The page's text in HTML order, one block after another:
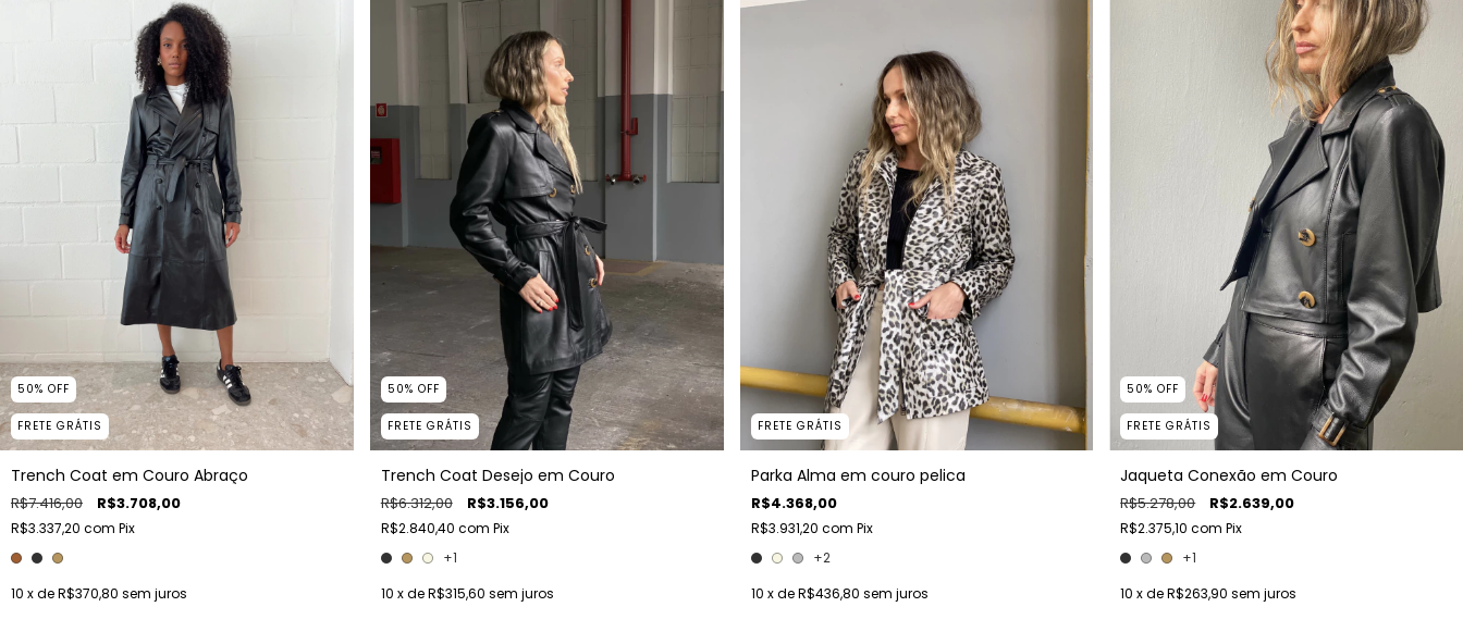
50% OFF
FRETE GRÁTIS
Trench Coat em Couro Abraço
R$7.416,00 R$3.708,00
R$3.337,20 com Pix
10 x deR$370,80 sem juros
50% OFF
FRETE GRÁTIS
Trench Coat Desejo em Couro
R$6.312,00 R$3.156,00
R$2.840,40 com Pix
+1
10 x deR$315,60 sem juros
FRETE GRÁTIS
Parka Alma em couro pelica
R$4.368,00
R$3.931,20 com Pix
+2
10 x deR$436,80 sem juros
50%OFF
FRETE GRÁTIS
Jaqueta Conexão em Couro
R$5.278,00 R$2.639,00
R$2.375,10com Pix
+1
10 x deR$263,90 sem juros